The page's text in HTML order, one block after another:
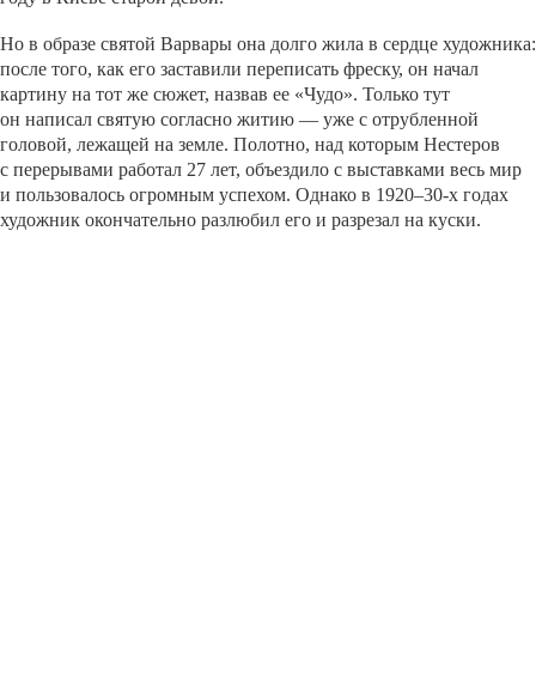
Но в образе святой Варвары она долго жила в сердце художника:
после того, как его заставили переписать фреску, он начал
картину на тот же сюжет, назвав ее «Чудо». Только тут
он написал святую согласно житию — уже с отрубленной
головой, лежащей на земле. Полотно, над которым Нестеров
с перерывами работал 27 лет, объездило с выставками весь мир
и пользовалось огромным успехом. Однако в 1920–30-х годах
художник окончательно разлюбил его и разрезал на куски.